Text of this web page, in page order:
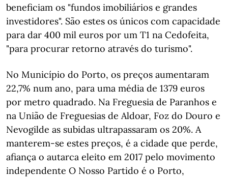
beneficiam os "fundos imobiliários e grandes
investidores". São estes os únicos com capacidade
para dar 400 mil euros por um T1 na Cedofeita,
"para procurar retorno através do turismo".
No Município do Porto, os preços aumentaram
22,7% num ano, para uma média de 1379 euros
por metro quadrado. Na Freguesia de Paranhos e
na União de Freguesias de Aldoar, Foz do Douro e
Nevogilde as subidas ultrapassaram os 20%. A
manterem-se estes preços, é a cidade que perde,
afiança o autarca eleito em 2017 pelo movimento
independente O Nosso Partido é o Porto,